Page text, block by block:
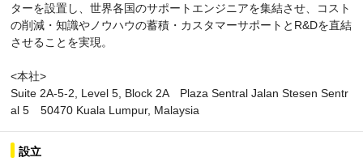
ターを設置し、世界各国のサポートエンジニアを集結させ、コスト
の削減・知識やノウハウの蓄積・カスタマーサポートとR&Dを直結
させることを実現。
<本社>
Suite 2A-5-2, Level 5, Block 2A Plaza Sentral Jalan Stesen Sentr
al 5 50470 Kuala Lumpur, Malaysia
設立